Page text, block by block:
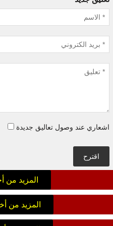
اشعاري عند وصول تعاليق جديدة
اقترح
المزيد من
المزيد من